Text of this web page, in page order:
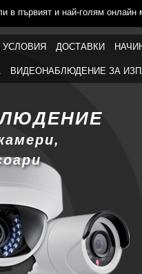
в първият и най-голям онлайн
УСЛОВИЯ ДОСТАВКИ
ВИДЕОНАБЛЮДЕНИЕ ЗА